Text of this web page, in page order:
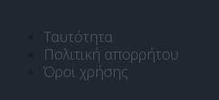
Ταυτότητα
Πολιτική απορρήτου
Όροι χρήσης